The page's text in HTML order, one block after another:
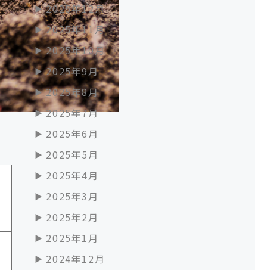
2025年12月
2025年11月
2025年10月
2025年9月
2025年8月
2025年7月
2025年6月
2025年5月
2025年4月
2025年3月
2025年2月
2025年1月
2024年12月